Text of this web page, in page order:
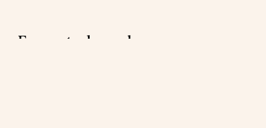
Encuentra lo que buscas: